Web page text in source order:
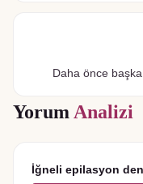
Daha önce
Yorum Analizi
İğneli epilasyon